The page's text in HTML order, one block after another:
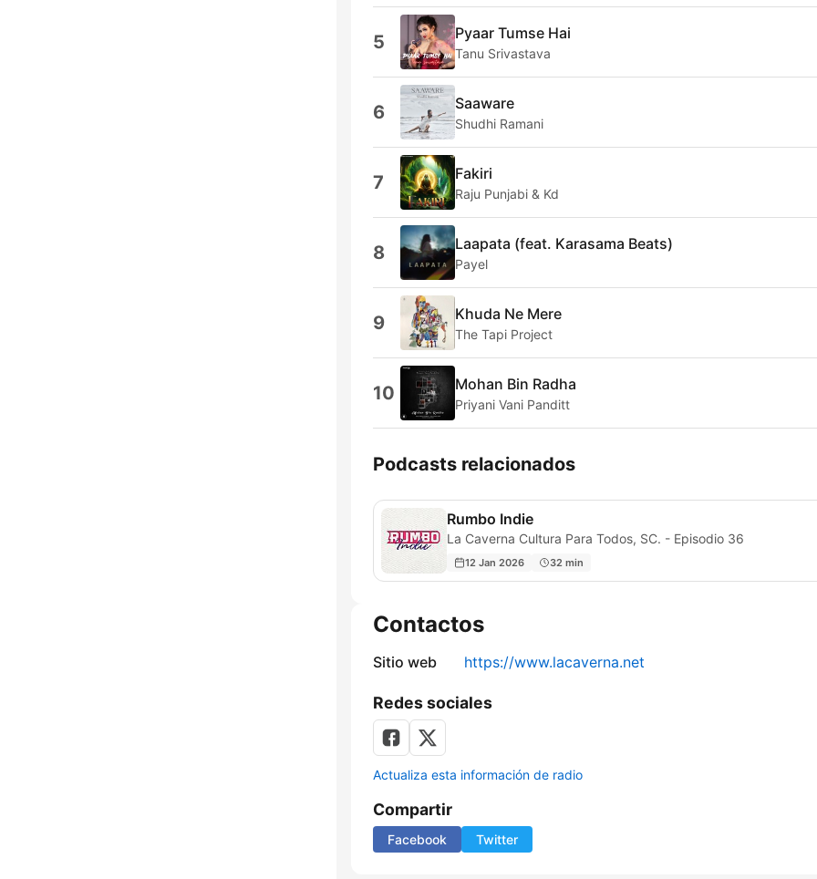
5 Pyaar Tumse Hai
Tanu Srivastava
6 Saaware
Shudhi Ramani
7 Fakiri
Raju Punjabi & Kd
8 Laapata (feat. Karasama Beats)
Payel
9 Khuda Ne Mere
The Tapi Project
10 Mohan Bin Radha
Priyani Vani Panditt
Podcasts relacionados
Rumbo Indie
La Caverna Cultura Para Todos, SC. - Episodio 36
12 Jan 2026 32 min
Contactos
Sitio web https://www.lacaverna.net
Redes sociales
Actualiza esta información de radio
Compartir
Facebook Twitter